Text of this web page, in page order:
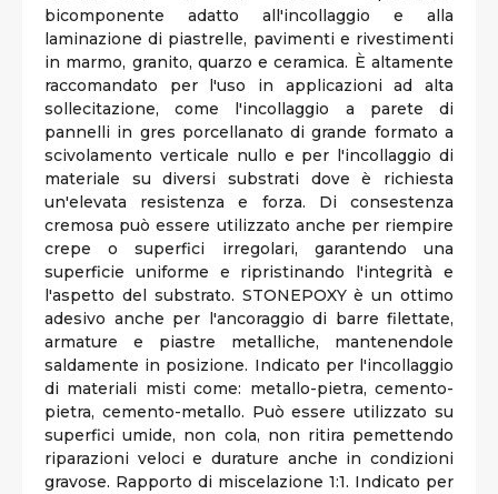
bicomponente adatto all'incollaggio e alla
laminazione di piastrelle, pavimenti e rivestimenti
in marmo, granito, quarzo e ceramica. È altamente
raccomandato per l'uso in applicazioni ad alta
sollecitazione, come l'incollaggio a parete di
pannelli in gres porcellanato di grande formato a
scivolamento verticale nullo e per l'incollaggio di
materiale su diversi substrati dove è richiesta
un'elevata resistenza e forza. Di consestenza
cremosa può essere utilizzato anche per riempire
crepe o superfici irregolari, garantendo una
superficie uniforme e ripristinando l'integrità e
l'aspetto del substrato. STONEPOXY è un ottimo
adesivo anche per l'ancoraggio di barre filettate,
armature e piastre metalliche, mantenendole
saldamente in posizione. Indicato per l'incollaggio
di materiali misti come: metallo-pietra, cemento-
pietra, cemento-metallo. Può essere utilizzato su
superfici umide, non cola, non ritira pemettendo
riparazioni veloci e durature anche in condizioni
gravose. Rapporto di miscelazione 1:1. Indicato per